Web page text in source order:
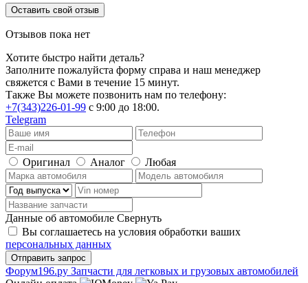
Оставить свой отзыв
Отзывов пока нет
Хотите быстро найти деталь?
Заполните пожалуйста форму справа и наш менеджер
свяжется с Вами в течение 15 минут.
Также Вы можете позвонить нам по телефону:
+7(343)226-01-99 с 9:00 до 18:00.
Telegram
Оригинал Аналог Любая
Данные об автомобиле Свернуть
Вы соглашаетесь на условия обработки ваших
персональных данных
Фoрум196.ру Запчасти для легковых и грузовых автомобилей